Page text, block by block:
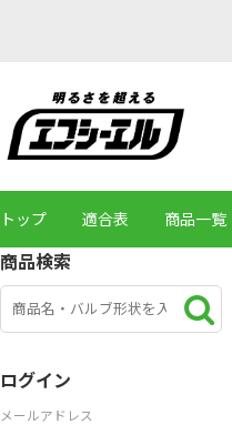
トップ 適合表 商品一覧
商品検索
ログイン
メールアドレス